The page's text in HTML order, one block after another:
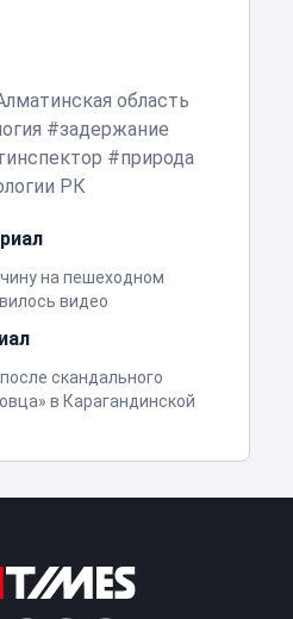
область
задержание
природа
РК
на пешеходном
видео
скандального
в Карагандинской